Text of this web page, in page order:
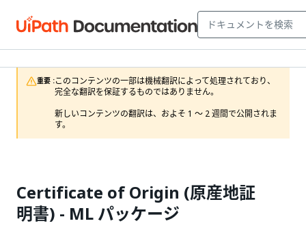
重要 :このコンテンツの一部は機械翻訳によって処理されており、
完全な翻訳を保証するものではありません。
新しいコンテンツの翻訳は、およそ 1 ～ 2 週間で公開されま
す。
Certificate of Origin (原産地証
明書) - ML パッケージ